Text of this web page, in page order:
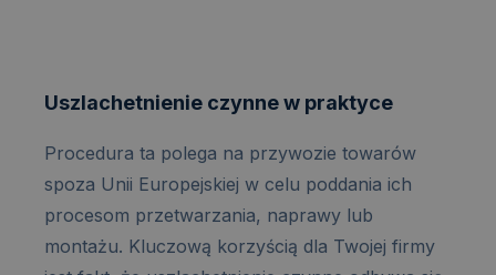
Uszlachetnienie czynne w praktyce
Procedura ta polega na przywozie towarów
spoza Unii Europejskiej w celu poddania ich
procesom przetwarzania, naprawy lub
montażu. Kluczową korzyścią dla Twojej firmy